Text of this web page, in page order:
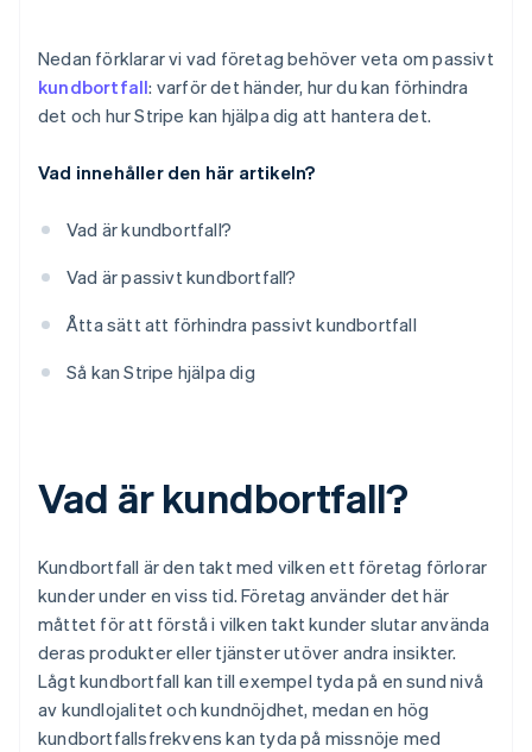
Prioritera hanteringen av
påminnelsekommunikation
Erbjud flexibla abonnemang
Lär dig se tidiga varningstecken på kundbortfall
Nedan förklarar vi vad företag behöver veta om passivt
kundbortfall: varför det händer, hur du kan förhindra
det och hur Stripe kan hjälpa dig att hantera det.
Vad innehåller den här artikeln?
Vad är kundbortfall?
Vad är passivt kundbortfall?
Åtta sätt att förhindra passivt kundbortfall
Så kan Stripe hjälpa dig
Vad är kundbortfall?
Kundbortfall är den takt med vilken ett företag förlorar
kunder under en viss tid. Företag använder det här
måttet för att förstå i vilken takt kunder slutar använda
deras produkter eller tjänster utöver andra insikter.
Lågt kundbortfall kan till exempel tyda på en sund nivå
av kundlojalitet och kundnöjdhet, medan en hög
kundbortfallsfrekvens kan tyda på missnöje med